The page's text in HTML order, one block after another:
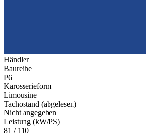
Händler
Baureihe
P6
Karosserieform
Limousine
Tachostand (abgelesen)
Nicht angegeben
Leistung (kW/PS)
81 / 110